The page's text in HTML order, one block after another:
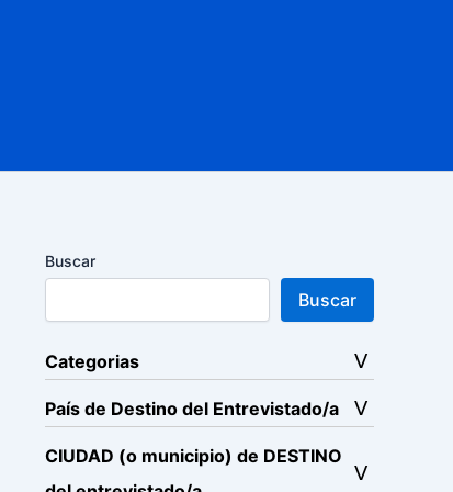
Buscar
Buscar
Categorias
País de Destino del Entrevistado/a
CIUDAD (o municipio) de DESTINO